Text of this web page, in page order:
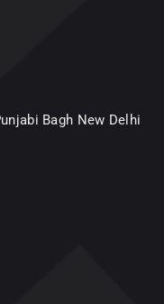
Bagh New Delhi